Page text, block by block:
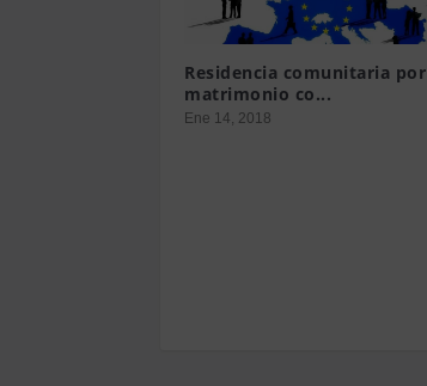
Residencia comunitaria por
matrimonio co...
Ene 14, 2018